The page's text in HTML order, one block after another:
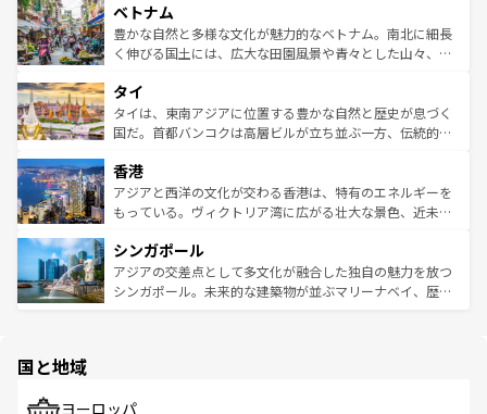
参照してほしい。
容にもいいと評判のスイーツなど、バラエティ豊かな料理
が味わえる。 なお、新着の台湾情報は コンテンツ一覧を参
照してほしい。
き、地方に足を延ばせば四季折々の自然美を楽しむことが
できる。そして、キムチや焼肉、絶品のストリートフード
まで、さまざまな韓国料理が待っている。夜には、韓国な
リティに包まれながら、韓国の多彩な魅力を心ゆくまで味
わってみてほしい。 なお、新着の韓国情報はコンテンツ一
覧を参照してほしい。
ベトナム
豊かな自然と多様な文化が魅力的なベトナム。南北に細長
く伸びる国土には、広大な田園風景や青々とした山々、世
急速な発展と共に伝統が息づく。ハノイの古い町並みやホ
ーチミン市のフランス統治時代の建物も、独特の雰囲気を
醸し出している。また、バラエティの豊かさとおいしさで
とつ。フォーやバインミー、ベトナムコーヒーなどは、ぜ
ひ現地で味わいたい。どの地域を訪れてもあたたかい人々
が旅行者を迎えてくれるので、きっと忘れられない旅にな
参照してほしい。
タイ
タイは、東南アジアに位置する豊かな自然と歴史が息づく
国だ。首都バンコクは高層ビルが立ち並ぶ一方、伝統的な
の活気が交差している。北部ではチェンマイなどの山岳地
帯で自然と触れ合い、南部ではプーケットやクラビの美し
いビーチでリゾート気分を楽しむことができる。タイ料理
激する。気候は一年中温暖で、どの季節にも異なる楽しみ
が待っている。親しみやすいタイの人々、仏教を中心とし
た文化、そして多様な観光資源が、訪れる旅人を魅了し続
香港
アジアと西洋の文化が交わる香港は、特有のエネルギーを
もっている。ヴィクトリア湾に広がる壮大な景色、近未来
み、どこを訪れても感動するはず。観光スポットが密集し
ており、効率よく見どころを回れるのも魅力。息をのむよ
うな絶景から文化的な体験まで、香港を存分に楽しみ尽く
シンガポール
アジアの交差点として多文化が融合した独自の魅力を放つ
シンガポール。未来的な建築物が並ぶマリーナベイ、歴史
で、ホーカーズは地元の風情を楽しめる外せないスポット
国と地域
ヨーロッパ